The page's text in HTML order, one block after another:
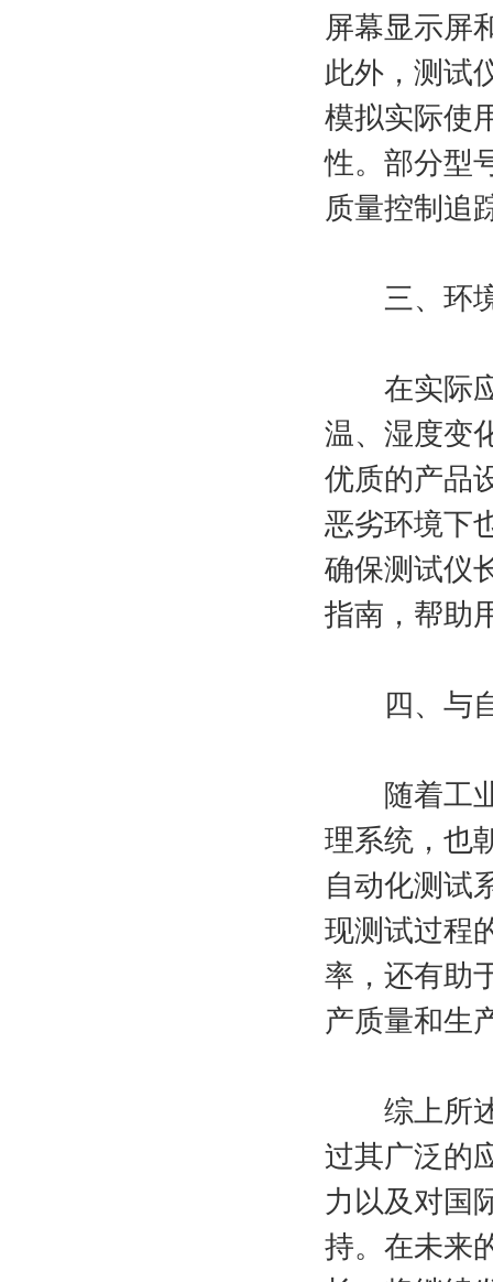
屏幕显示屏
此外，测试
模拟实际使
性。部分型
质量控制追
三、环境
在实际应
温、湿度变
优质的产品
恶劣环境下
确保测试仪
指南，帮助
四、与自
随着工业
理系统，也
自动化测试
现测试过程
率，还有助
产质量和生
综上所述
过其广泛的
力以及对国
持。在未来